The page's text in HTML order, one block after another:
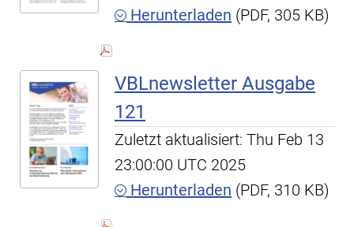
Herunterladen (PDF, 305 KB)
VBLnewsletter Ausgabe
121
Zuletzt aktualisiert: Thu Feb 13
23:00:00 UTC 2025
Herunterladen (PDF, 310 KB)